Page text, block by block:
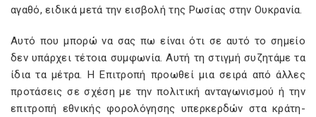
αγαθό, ειδικά μετά την εισβολή της Ρωσίας στην Ουκρανία.
Αυτό που μπορώ να σας πω είναι ότι σε αυτό το σημείο
δεν υπάρχει τέτοια συμφωνία. Αυτή τη στιγμή συζητάμε τα
ίδια τα μέτρα. Η Επιτροπή προωθεί μια σειρά από άλλες
προτάσεις σε σχέση με την πολιτική ανταγωνισμού ή την
επιτροπή εθνικής φορολόγησης υπερκερδών στα κράτη-